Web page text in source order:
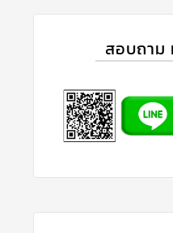
สอบถาม